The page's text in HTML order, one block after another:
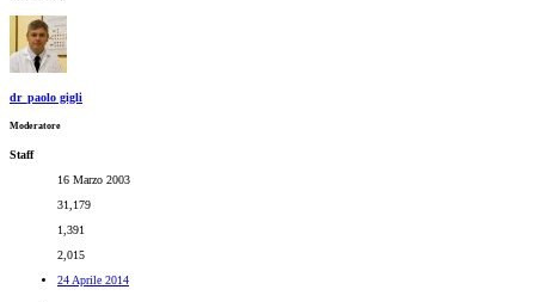
dr_paolo gigli
Moderatore
Staff
16 Marzo 2003
31,179
1,391
2,015
24 Aprile 2014